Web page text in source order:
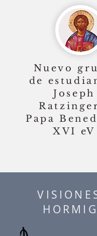
Nuevo
de
Joseph
Papa
XVI
eV